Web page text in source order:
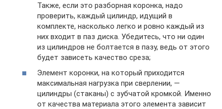
Также, если это разборная коронка, надо
проверить, каждый цилиндр, идущий в
комплекте, насколько легко и ровно каждый из
них входит в паз диска. Убедитесь, что ни один
из цилиндров не болтается в пазу, ведь от этого
будет зависеть качество среза;
Элемент коронки, на который приходится
максимальная нагрузка при сверлении, —
цилиндры (стаканы) с зубчатой кромкой. Именно
от качества материала этого элемента зависит